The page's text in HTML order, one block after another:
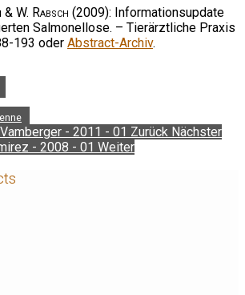
W. Rabsch (2009): Informationsupdate
Salmonellose. – Tierärztliche Praxis
193 oder Abstract-Archiv.
- 2011 - 01 Zurück Nächster
- 2008 - 01 Weiter